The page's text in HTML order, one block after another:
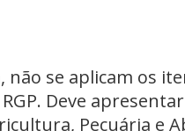
não se aplicam os
Deve
Pecuária e